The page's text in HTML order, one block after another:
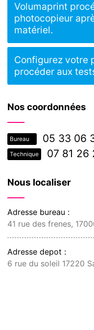
Nos coordonnées
Bureau 05 33 06
Technique 07 81 26
Nous localiser
Adresse bureau :
41 rue des frenes,
Adresse depot :
6 rue du soleil 17220
Volumaprint
photocopieur
matériel.
Configurez votre
procéder aux